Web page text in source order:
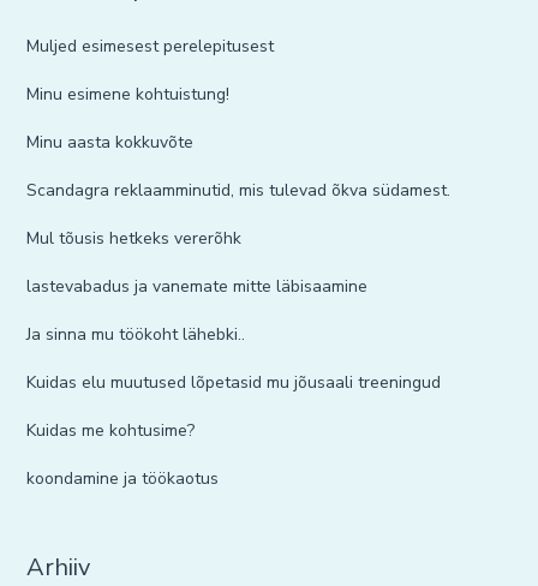
Muljed esimesest perelepitusest
Minu esimene kohtuistung!
Minu aasta kokkuvõte
Scandagra reklaamminutid, mis tulevad õkva südamest.
Mul tõusis hetkeks vererõhk
lastevabadus ja vanemate mitte läbisaamine
Ja sinna mu töökoht lähebki..
Kuidas elu muutused lõpetasid mu jõusaali treeningud
Kuidas me kohtusime?
koondamine ja töökaotus
Arhiiv